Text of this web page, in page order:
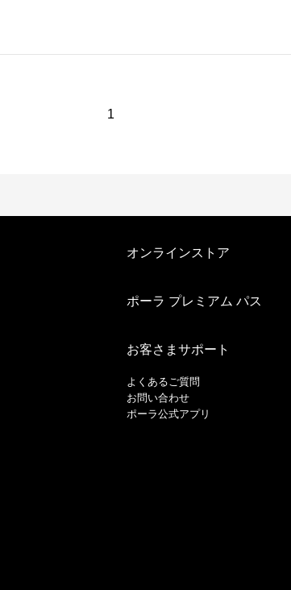
1
オンラインストア
ポーラ プレミアム パス
お客さまサポート
よくあるご質問
お問い合わせ
ポーラ公式アプリ